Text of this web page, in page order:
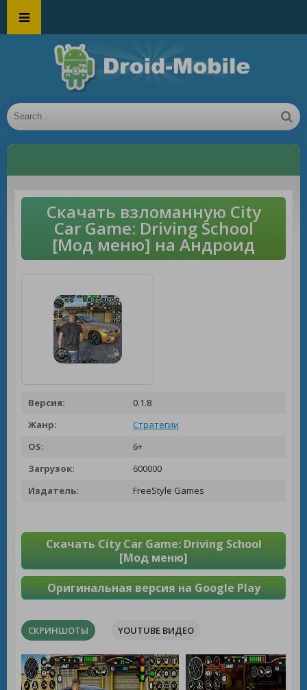
Скачать взломанную City
Car Game: Driving School
[Мод меню] на Андроид
Версия:
0.1.8
Жанр:
Стратегии
OS:
6+
Загрузок:
600000
Издатель:
FreeStyle Games
Скачать City Car Game: Driving School
[Мод меню]
Оригинальная версия на Google Play
СКРИНШОТЫ YOUTUBE ВИДЕО